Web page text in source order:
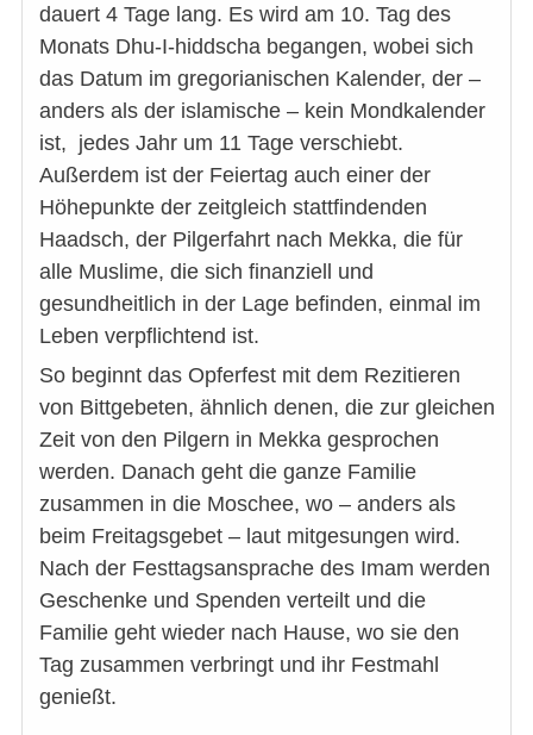
dauert 4 Tage lang. Es wird am 10. Tag des
Monats Dhu-I-hiddscha begangen, wobei sich
das Datum im gregorianischen Kalender, der –
anders als der islamische – kein Mondkalender
ist, jedes Jahr um 11 Tage verschiebt.
Außerdem ist der Feiertag auch einer der
Höhepunkte der zeitgleich stattfindenden
Haadsch, der Pilgerfahrt nach Mekka, die für
alle Muslime, die sich finanziell und
gesundheitlich in der Lage befinden, einmal im
Leben verpflichtend ist.
So beginnt das Opferfest mit dem Rezitieren
von Bittgebeten, ähnlich denen, die zur gleichen
Zeit von den Pilgern in Mekka gesprochen
werden. Danach geht die ganze Familie
zusammen in die Moschee, wo – anders als
beim Freitagsgebet – laut mitgesungen wird.
Nach der Festtagsansprache des Imam werden
Geschenke und Spenden verteilt und die
Familie geht wieder nach Hause, wo sie den
Tag zusammen verbringt und ihr Festmahl
genießt.